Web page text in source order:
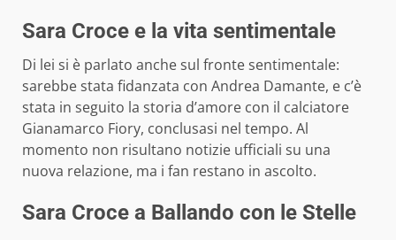
Sara Croce e la vita sentimentale
Di lei si è parlato anche sul fronte sentimentale:
sarebbe stata fidanzata con Andrea Damante, e c’è
stata in seguito la storia d’amore con il calciatore
Gianamarco Fiory, conclusasi nel tempo. Al
momento non risultano notizie ufficiali su una
nuova relazione, ma i fan restano in ascolto.
Sara Croce a Ballando con le Stelle